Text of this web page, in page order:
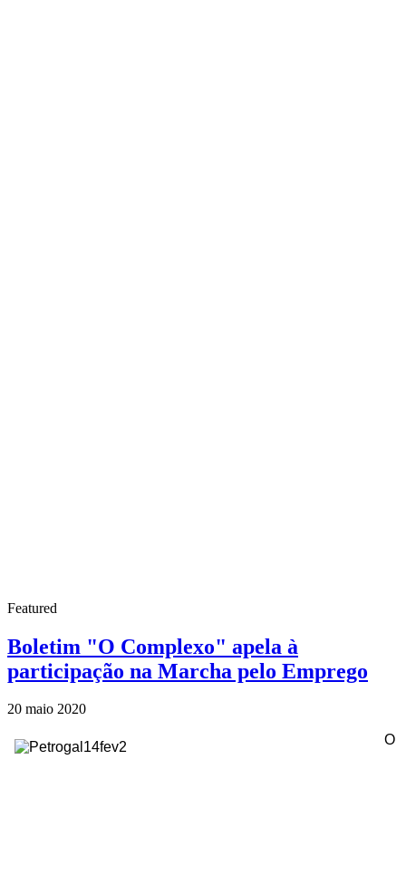
Featured
Boletim "O Complexo" apela à
participação na Marcha pelo Emprego
20 maio 2020
O